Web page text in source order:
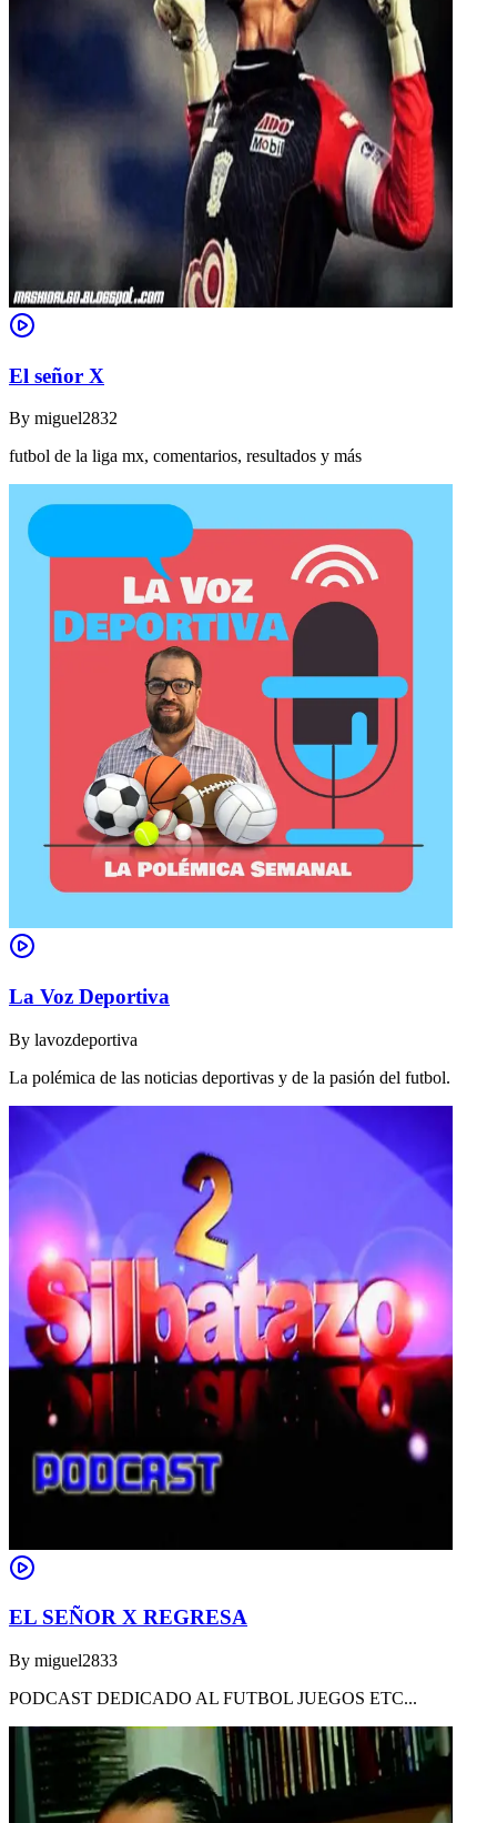
El señor X
By miguel2832
futbol de la liga mx, comentarios, resultados y más
La Voz Deportiva
By lavozdeportiva
La polémica de las noticias deportivas y de la pasión del futbol.
EL SEÑOR X REGRESA
By miguel2833
PODCAST DEDICADO AL FUTBOL JUEGOS ETC...